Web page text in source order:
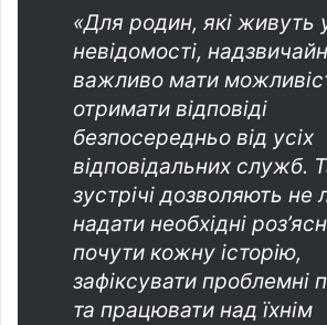
«Для родин, які живуть
невідомості,
важливо мати
отримати відповіді
безпосередньо від усіх
відповідальних служб.
зустрічі дозволяють не
надати необхідні
почути кожну історію,
зафіксувати проблемні
та працювати над їхнім